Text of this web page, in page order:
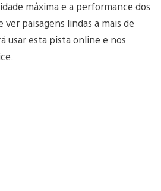
máxima e a performance dos
ver paisagens lindas a mais de
usar esta pista online e nos